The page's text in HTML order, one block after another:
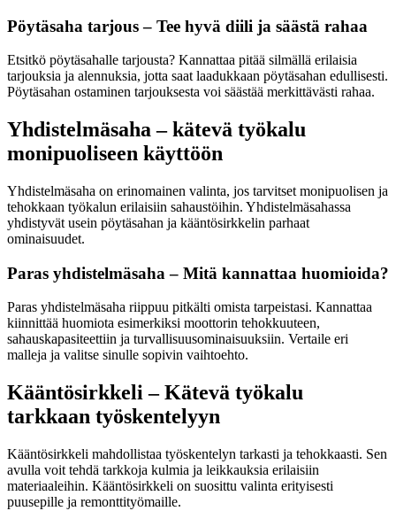
Pöytäsaha tarjous – Tee hyvä diili ja säästä rahaa
Etsitkö pöytäsahalle tarjousta? Kannattaa pitää silmällä erilaisia
tarjouksia ja alennuksia, jotta saat laadukkaan pöytäsahan edullisesti.
Pöytäsahan ostaminen tarjouksesta voi säästää merkittävästi rahaa.
Yhdistelmäsaha – kätevä työkalu
monipuoliseen käyttöön
Yhdistelmäsaha on erinomainen valinta, jos tarvitset monipuolisen ja
tehokkaan työkalun erilaisiin sahaustöihin. Yhdistelmäsahassa
yhdistyvät usein pöytäsahan ja kääntösirkkelin parhaat
ominaisuudet.
Paras yhdistelmäsaha – Mitä kannattaa huomioida?
Paras yhdistelmäsaha riippuu pitkälti omista tarpeistasi. Kannattaa
kiinnittää huomiota esimerkiksi moottorin tehokkuuteen,
sahauskapasiteettiin ja turvallisuusominaisuuksiin. Vertaile eri
malleja ja valitse sinulle sopivin vaihtoehto.
Kääntösirkkeli – Kätevä työkalu
tarkkaan työskentelyyn
Kääntösirkkeli mahdollistaa työskentelyn tarkasti ja tehokkaasti. Sen
avulla voit tehdä tarkkoja kulmia ja leikkauksia erilaisiin
materiaaleihin. Kääntösirkkeli on suosittu valinta erityisesti
puusepille ja remonttityömaille.